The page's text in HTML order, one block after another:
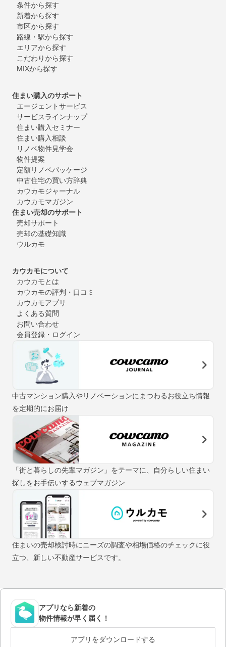
条件から探す
新着から探す
市区から探す
路線・駅から探す
エリアから探す
こだわりから探す
MIXから探す
住まい購入のサポート
エージェントサービス
サービスラインナップ
住まい購入セミナー
住まい購入相談
リノベ物件見学会
物件提案
定額リノベパッケージ
中古住宅の買い方辞典
カウカモジャーナル
カウカモマガジン
住まい売却のサポート
売却サポート
売却の基礎知識
ウルカモ
カウカモについて
カウカモとは
カウカモの評判・口コミ
カウカモアプリ
よくある質問
お問い合わせ
会員登録・ログイン
中古マンション購入やリノベーションにまつわるお役立ち情報
を定期的にお届け
「街と暮らしの先輩マガジン」をテーマに、自分らしい住まい
探しをお手伝いするウェブマガジン
住まいの売却検討時にニーズの調査や相場価格のチェックに役
立つ、新しい不動産サービスです。
アプリなら新着の
物件情報が早く届く！
アプリをダウンロードする